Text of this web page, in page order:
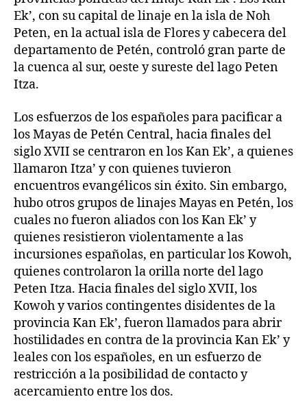
Ek’, con su capital de linaje en la isla de Noh
Peten, en la actual isla de Flores y cabecera del
departamento de Petén, controló gran parte de
la cuenca al sur, oeste y sureste del lago Peten
Itza.
Los esfuerzos de los españoles para pacificar a
los Mayas de Petén Central, hacia finales del
siglo XVII se centraron en los Kan Ek’, a quienes
llamaron Itza’ y con quienes tuvieron
encuentros evangélicos sin éxito. Sin embargo,
hubo otros grupos de linajes Mayas en Petén, los
cuales no fueron aliados con los Kan Ek’ y
quienes resistieron violentamente a las
incursiones españolas, en particular los Kowoh,
quienes controlaron la orilla norte del lago
Peten Itza. Hacia finales del siglo XVII, los
Kowoh y varios contingentes disidentes de la
provincia Kan Ek’, fueron llamados para abrir
hostilidades en contra de la provincia Kan Ek’ y
leales con los españoles, en un esfuerzo de
restricción a la posibilidad de contacto y
acercamiento entre los dos.